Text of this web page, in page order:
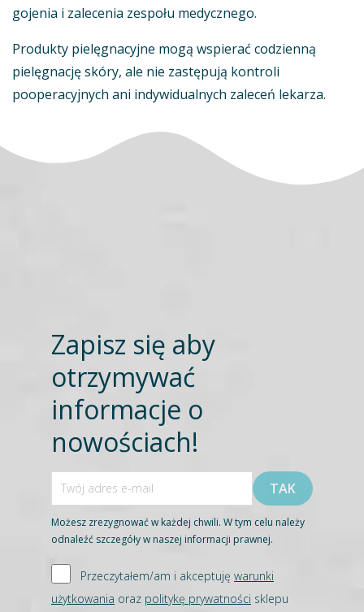
gojenia i zalecenia zespołu medycznego.
Produkty pielęgnacyjne mogą wspierać codzienną
pielęgnację skóry, ale nie zastępują kontroli
pooperacyjnych ani indywidualnych zaleceń lekarza.
Zapisz się aby
otrzymywać
informacje o
nowościach!
Możesz zrezygnować w każdej chwili. W tym celu należy
odnaleźć szczegóły w naszej informacji prawnej.
Przeczytałem/am i akceptuję warunki
użytkowania oraz politykę prywatności sklepu